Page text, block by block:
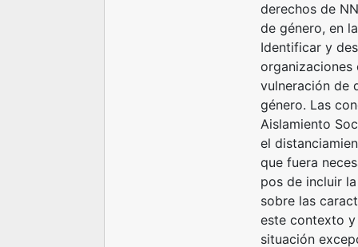
derechos de
de género, en
Identificar y
organizaciones
vulneración de
género. Las
Aislamiento
el
que fuera
pos de incluir
sobre las
este contexto
situación